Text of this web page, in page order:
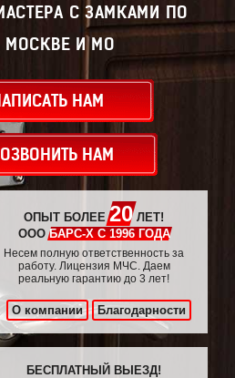
С ЗАМКАМИ ПО
МОСКВЕ И МО
НАМ
НАМ
ОПЫТ БОЛЕЕ20ЛЕТ!
ОООБАРС-Х С 1996 ГОДА
Несем полную ответственность за
работу. Лицензия МЧС. Даем
реальную гарантию до 3 лет!
О компании Благодарности
БЕСПЛАТНЫЙ ВЫЕЗД!